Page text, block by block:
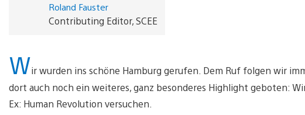
Roland Fauster
Contributing Editor, SCEE
Wir wurden ins schöne Hamburg gerufen. Dem Ruf folgen wir
dort auch noch ein weiteres, ganz besonderes Highlight geboten:
Ex: Human Revolution versuchen.